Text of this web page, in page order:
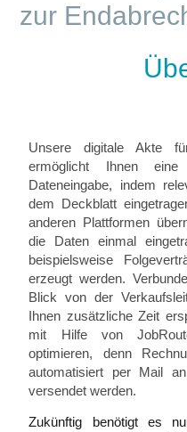
zur
Unsere digitale Akte
ermöglicht Ihnen
Dateneingabe, indem
dem Deckblatt
anderen Plattformen
die Daten einmal
beispielsweise
erzeugt werden.
Blick von der
Ihnen zusätzliche Zeit
mit Hilfe von
optimieren, denn
automatisiert per Mail
versendet werden.
Zukünftig benötigt es